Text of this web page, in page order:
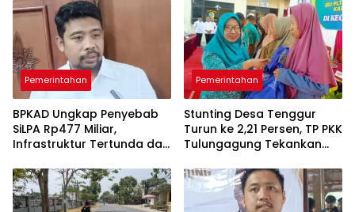
Pemerintahan
BPKAD Ungkap Penyebab
SiLPA Rp477 Miliar,
Infrastruktur Tertunda dan
Pemerintahan
Stunting Desa Tenggur
Turun ke 2,21 Persen, TP PKK
Tulungagung Tekankan
Berkelanjutan